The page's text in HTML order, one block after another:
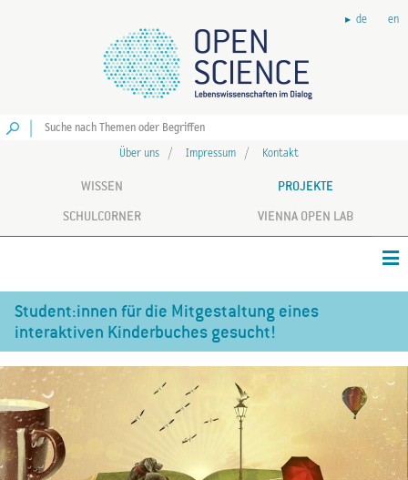
de en
Über uns Impressum Kontakt
WISSEN PROJEKTE
SCHULCORNER VIENNA OPEN LAB
Student:innen für die Mitgestaltung eines
interaktiven Kinderbuches gesucht!